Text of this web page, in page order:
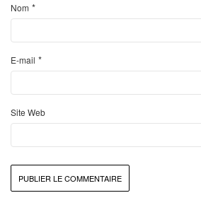
Nom *
E-mail *
Site Web